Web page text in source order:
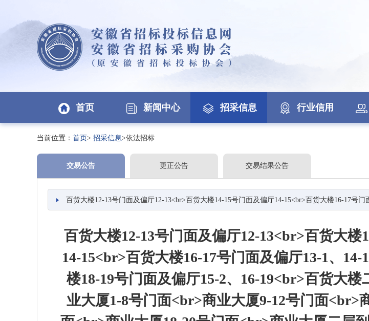
首页 新闻中心 招采信息 行业信用
当前位置： 首页> 招采信息>依法招标
交易公告 更正公告 交易结果公告
百货大楼12-13号门面及偏厅12-13<br>百货大楼14-15号门面及偏厅14-15<br>百货大楼16-17号门面及偏厅13-1、14-1、15-1<br>百货大楼18-19号门面及偏厅15-2、16-19<br>百货大楼二层到四层<br>商业大厦1-8号门面<br>商业大厦9-12号门面<br>商业大厦13-17号门面<br>商业大厦18-20号门面<br>商业
百货大楼12-13号门面及偏厅12-13<br>百货大楼
14-15<br>百货大楼16-17号门面及偏厅13-1、14-
楼18-19号门面及偏厅15-2、16-19<br>百货大
业大厦1-8号门面<br>商业大厦9-12号门面<br>